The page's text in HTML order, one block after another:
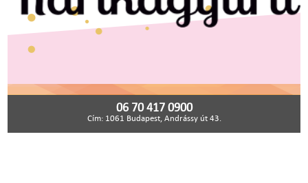
06 70 417 0900
Cím: 1061 Budapest, Andrássy út 43.